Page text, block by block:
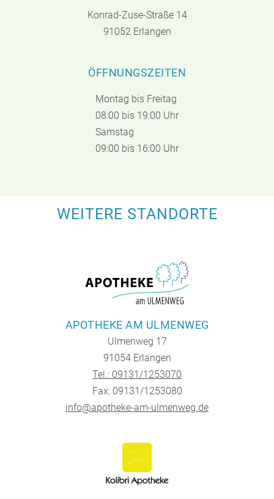
Konrad-Zuse-Straße 14
91052 Erlangen
ÖFFNUNGSZEITEN
Montag bis Freitag
08:00 bis 19:00 Uhr
Samstag
09:00 bis 16:00 Uhr
WEITERE STANDORTE
APOTHEKE AM ULMENWEG
Ulmenweg 17
91054 Erlangen
Tel.: 09131/1253070
Fax: 09131/1253080
info@apotheke-am-ulmenweg.de